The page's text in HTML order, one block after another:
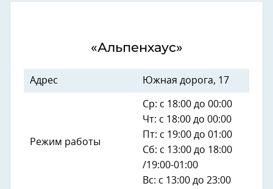
«Альпенхаус»
Адрес Южная дорога, 17
Режим работы
Ср: с 18:00 до 00:00
Чт: с 18:00 до 00:00
Пт: с 19:00 до 01:00
Сб: с 13:00 до 18:00
/19:00-01:00
Вс: с 13:00 до 23:00